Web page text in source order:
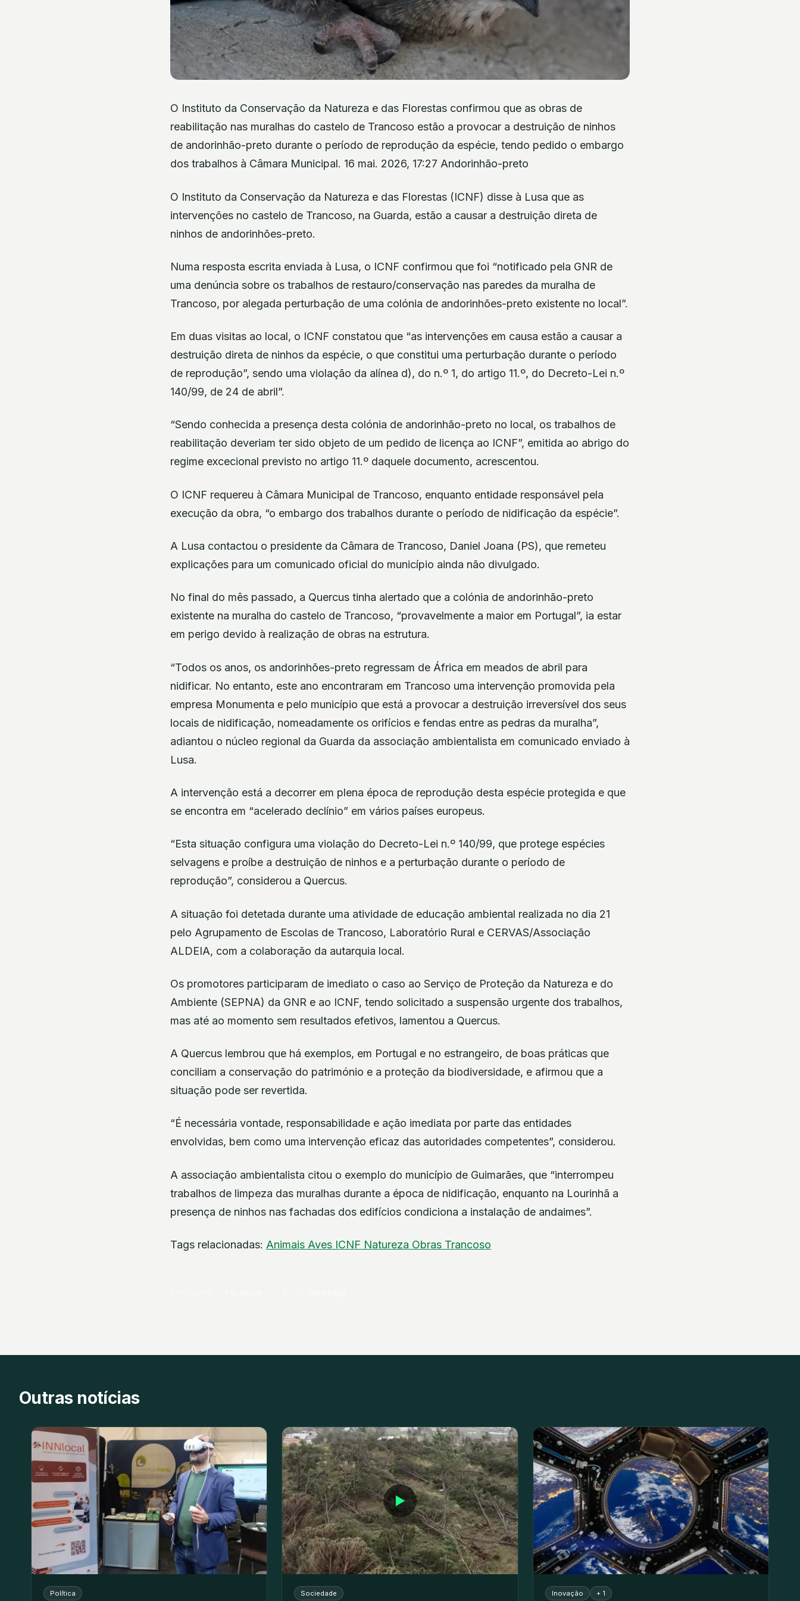
O Instituto da Conservação da Natureza e das Florestas confirmou que as obras de
reabilitação nas muralhas do castelo de Trancoso estão a provocar a destruição de ninhos
de andorinhão-preto durante o período de reprodução da espécie, tendo pedido o embargo
dos trabalhos à Câmara Municipal. 16 mai. 2026, 17:27 Andorinhão-preto
O Instituto da Conservação da Natureza e das Florestas (ICNF) disse à Lusa que as
intervenções no castelo de Trancoso, na Guarda, estão a causar a destruição direta de
ninhos de andorinhões-preto.
Numa resposta escrita enviada à Lusa, o ICNF confirmou que foi “notificado pela GNR de
uma denúncia sobre os trabalhos de restauro/conservação nas paredes da muralha de
Trancoso, por alegada perturbação de uma colónia de andorinhões-preto existente no local”.
Em duas visitas ao local, o ICNF constatou que “as intervenções em causa estão a causar a
destruição direta de ninhos da espécie, o que constitui uma perturbação durante o período
de reprodução”, sendo uma violação da alínea d), do n.º 1, do artigo 11.º, do Decreto-Lei n.º
140/99, de 24 de abril”.
“Sendo conhecida a presença desta colónia de andorinhão-preto no local, os trabalhos de
reabilitação deveriam ter sido objeto de um pedido de licença ao ICNF”, emitida ao abrigo do
regime excecional previsto no artigo 11.º daquele documento, acrescentou.
O ICNF requereu à Câmara Municipal de Trancoso, enquanto entidade responsável pela
execução da obra, “o embargo dos trabalhos durante o período de nidificação da espécie”.
A Lusa contactou o presidente da Câmara de Trancoso, Daniel Joana (PS), que remeteu
explicações para um comunicado oficial do município ainda não divulgado.
No final do mês passado, a Quercus tinha alertado que a colónia de andorinhão-preto
existente na muralha do castelo de Trancoso, “provavelmente a maior em Portugal”, ia estar
em perigo devido à realização de obras na estrutura.
“Todos os anos, os andorinhões-preto regressam de África em meados de abril para
nidificar. No entanto, este ano encontraram em Trancoso uma intervenção promovida pela
empresa Monumenta e pelo município que está a provocar a destruição irreversível dos seus
locais de nidificação, nomeadamente os orifícios e fendas entre as pedras da muralha”,
adiantou o núcleo regional da Guarda da associação ambientalista em comunicado enviado à
Lusa.
A intervenção está a decorrer em plena época de reprodução desta espécie protegida e que
se encontra em “acelerado declínio” em vários países europeus.
“Esta situação configura uma violação do Decreto-Lei n.º 140/99, que protege espécies
selvagens e proíbe a destruição de ninhos e a perturbação durante o período de
reprodução”, considerou a Quercus.
A situação foi detetada durante uma atividade de educação ambiental realizada no dia 21
pelo Agrupamento de Escolas de Trancoso, Laboratório Rural e CERVAS/Associação
ALDEIA, com a colaboração da autarquia local.
Os promotores participaram de imediato o caso ao Serviço de Proteção da Natureza e do
Ambiente (SEPNA) da GNR e ao ICNF, tendo solicitado a suspensão urgente dos trabalhos,
mas até ao momento sem resultados efetivos, lamentou a Quercus.
A Quercus lembrou que há exemplos, em Portugal e no estrangeiro, de boas práticas que
conciliam a conservação do património e a proteção da biodiversidade, e afirmou que a
situação pode ser revertida.
“É necessária vontade, responsabilidade e ação imediata por parte das entidades
envolvidas, bem como uma intervenção eficaz das autoridades competentes”, considerou.
A associação ambientalista citou o exemplo do município de Guimarães, que “interrompeu
trabalhos de limpeza das muralhas durante a época de nidificação, enquanto na Lourinhã a
presença de ninhos nas fachadas dos edifícios condiciona a instalação de andaimes”.
Tags relacionadas: Animais Aves ICNF Natureza Obras Trancoso
Outras notícias
Política
▶
Sociedade Inovação + 1